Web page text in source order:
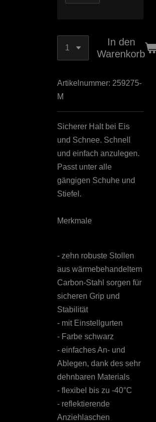
In den
Warenkorb
Artikelnummer: 259275-
M
Sicherer Halt bei Eis
und Schnee. Schnell
und einfach anzulegen.
Passt unter alle
gängigen Schuhe und
Stiefel.
Merkmale
- zehn robuste Stollen
aus wärmebehandeltem
Carbon-Stahl sorgen für
sicheren Grip und
Stabilität
- mit Einstellgurten
- Farbe schwarz
- einfaches An- und
Ablegen, dank des sehr
dehnbaren Materials
- flexibel bis zu -40°C
- reflektierende
Anziehlaschen